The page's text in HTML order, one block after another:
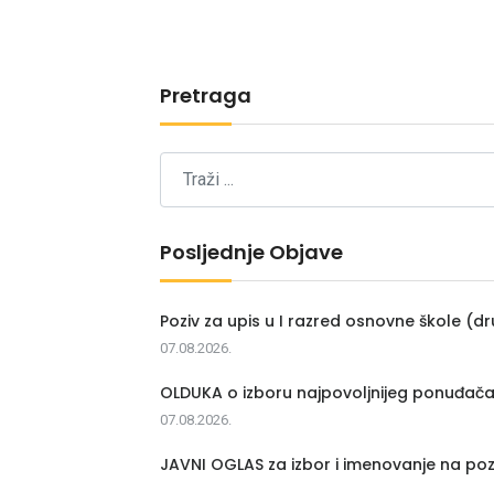
Pretraga
Posljednje Objave
Poziv za upis u I razred osnovne škole
07.08.2026.
OLDUKA o izboru najpovoljnijeg
07.08.2026.
JAVNI OGLAS za izbor i imenovanje na